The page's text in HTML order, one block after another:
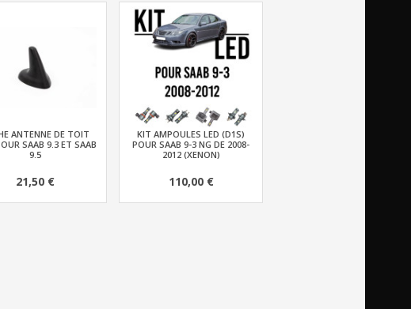
ANTENNE DE TOIT
SAAB 9.3 ET SAAB
9.5
21,50 €
KIT AMPOULES LED (D1S)
POUR SAAB 9-3 NG DE 2008-
2012 (XENON)
110,00 €